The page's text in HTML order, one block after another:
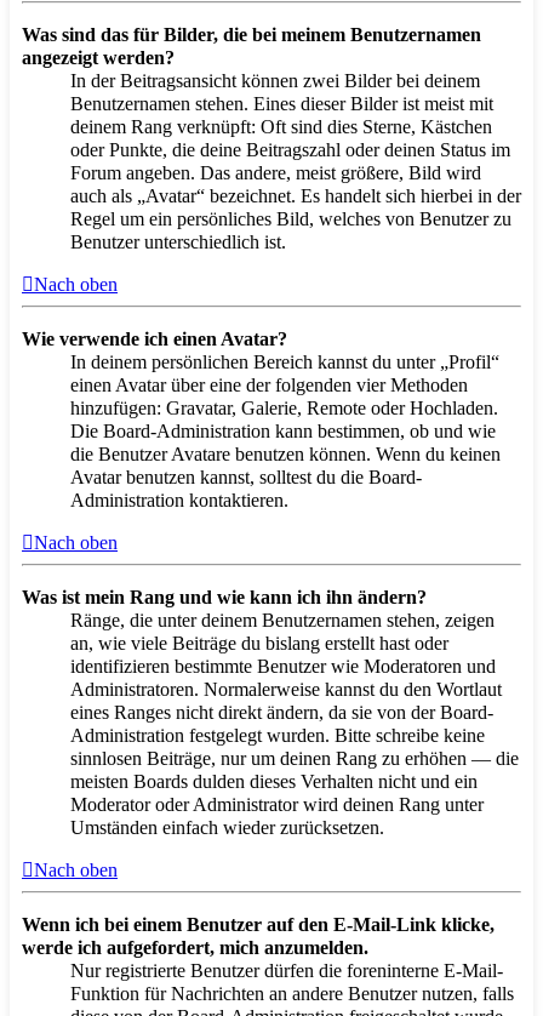
Was sind das für Bilder, die bei meinem Benutzernamen
angezeigt werden?
In der Beitragsansicht können zwei Bilder bei deinem
Benutzernamen stehen. Eines dieser Bilder ist meist mit
deinem Rang verknüpft: Oft sind dies Sterne, Kästchen
oder Punkte, die deine Beitragszahl oder deinen Status im
Forum angeben. Das andere, meist größere, Bild wird
auch als „Avatar“ bezeichnet. Es handelt sich hierbei in der
Regel um ein persönliches Bild, welches von Benutzer zu
Benutzer unterschiedlich ist.
Nach oben
Wie verwende ich einen Avatar?
In deinem persönlichen Bereich kannst du unter „Profil“
einen Avatar über eine der folgenden vier Methoden
hinzufügen: Gravatar, Galerie, Remote oder Hochladen.
Die Board-Administration kann bestimmen, ob und wie
die Benutzer Avatare benutzen können. Wenn du keinen
Avatar benutzen kannst, solltest du die Board-
Administration kontaktieren.
Nach oben
Was ist mein Rang und wie kann ich ihn ändern?
Ränge, die unter deinem Benutzernamen stehen, zeigen
an, wie viele Beiträge du bislang erstellt hast oder
identifizieren bestimmte Benutzer wie Moderatoren und
Administratoren. Normalerweise kannst du den Wortlaut
eines Ranges nicht direkt ändern, da sie von der Board-
Administration festgelegt wurden. Bitte schreibe keine
sinnlosen Beiträge, nur um deinen Rang zu erhöhen — die
meisten Boards dulden dieses Verhalten nicht und ein
Moderator oder Administrator wird deinen Rang unter
Umständen einfach wieder zurücksetzen.
Nach oben
Wenn ich bei einem Benutzer auf den E-Mail-Link klicke,
werde ich aufgefordert, mich anzumelden.
Nur registrierte Benutzer dürfen die foreninterne E-Mail-
Funktion für Nachrichten an andere Benutzer nutzen, falls